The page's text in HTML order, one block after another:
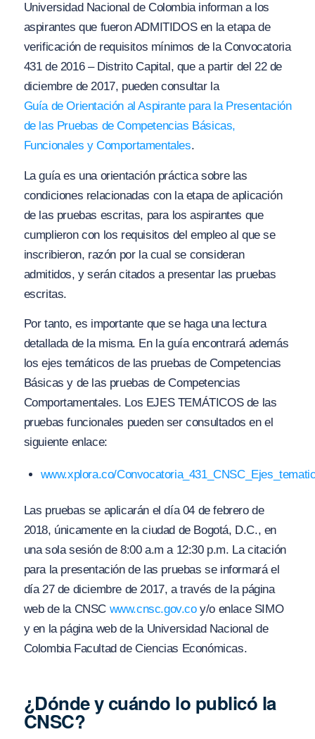
Universidad Nacional de Colombia informan a los
aspirantes que fueron ADMITIDOS en la etapa de
verificación de requisitos mínimos de la Convocatoria
431 de 2016 – Distrito Capital, que a partir del 22 de
diciembre de 2017, pueden consultar la
Guía de Orientación al Aspirante para la Presentación
de las Pruebas de Competencias Básicas,
Funcionales y Comportamentales.
La guía es una orientación práctica sobre las
condiciones relacionadas con la etapa de aplicación
de las pruebas escritas, para los aspirantes que
cumplieron con los requisitos del empleo al que se
inscribieron, razón por la cual se consideran
admitidos, y serán citados a presentar las pruebas
escritas.
Por tanto, es importante que se haga una lectura
detallada de la misma. En la guía encontrará además
los ejes temáticos de las pruebas de Competencias
Básicas y de las pruebas de Competencias
Comportamentales. Los EJES TEMÁTICOS de las
pruebas funcionales pueden ser consultados en el
siguiente enlace:
www.xplora.co/
Las pruebas se aplicarán el día 04 de febrero de
2018, únicamente en la ciudad de Bogotá, D.C., en
una sola sesión de 8:00 a.m a 12:30 p.m. La citación
para la presentación de las pruebas se informará el
día 27 de diciembre de 2017, a través de la página
web de la CNSC www.cnsc.gov.coy/o enlace SIMO
y en la página web de la Universidad Nacional de
Colombia Facultad de Ciencias Económicas.
¿Dónde y cuándo lo publicó la
CNSC?